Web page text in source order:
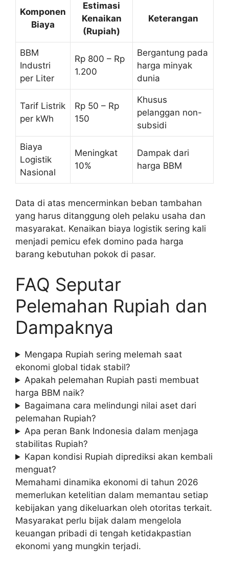
Komponen
Biaya
Estimasi
Kenaikan
(Rupiah)
Keterangan
BBM
Industri
per Liter
Rp 800 – Rp
1.200
Bergantung pada
harga minyak
dunia
Tarif Listrik
per kWh
Rp 50 – Rp
150
Khusus
pelanggan non-
subsidi
Biaya
Logistik
Nasional
Meningkat
10%
Dampak dari
harga BBM
Data di atas mencerminkan beban tambahan
yang harus ditanggung oleh pelaku usaha dan
masyarakat. Kenaikan biaya logistik sering kali
menjadi pemicu efek domino pada harga
barang kebutuhan pokok di pasar.
FAQ Seputar
Pelemahan Rupiah dan
Dampaknya
Mengapa Rupiah sering melemah saat
ekonomi global tidak stabil?
Apakah pelemahan Rupiah pasti membuat
harga BBM naik?
Bagaimana cara melindungi nilai aset dari
pelemahan Rupiah?
Apa peran Bank Indonesia dalam menjaga
stabilitas Rupiah?
Kapan kondisi Rupiah diprediksi akan kembali
menguat?
Memahami dinamika ekonomi di tahun 2026
memerlukan ketelitian dalam memantau setiap
kebijakan yang dikeluarkan oleh otoritas terkait.
Masyarakat perlu bijak dalam mengelola
keuangan pribadi di tengah ketidakpastian
ekonomi yang mungkin terjadi.